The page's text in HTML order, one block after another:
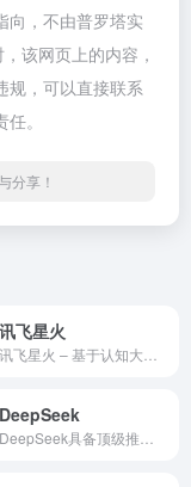
向，不由普罗塔实
该网页上的内容，
规，可以直接联系
。
分享！
讯飞星火
DeepSeek